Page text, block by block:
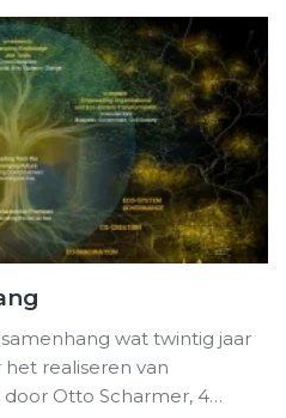
wat twintig jaar
realiseren van
Otto Scharmer, 4…